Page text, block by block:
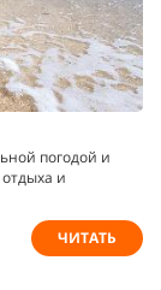
погодой и
и
ЧИТАТЬ